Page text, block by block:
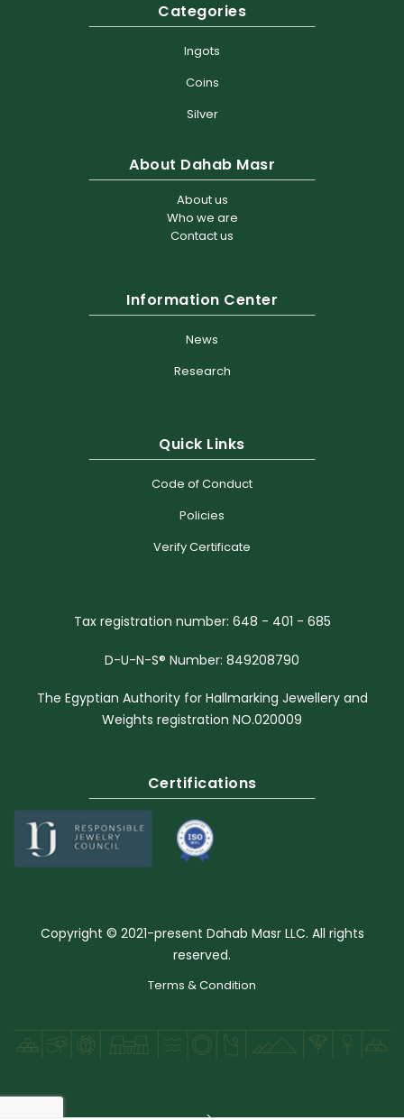
Categories
Ingots
Coins
Silver
About Dahab Masr
About us
Who we are
Contact us
Information Center
News
Research
Quick Links
Code of Conduct
Policies
Verify Certificate
Tax registration number: 648 - 401 - 685
D-U-N-S® Number: 849208790
The Egyptian Authority for Hallmarking Jewellery and
Weights registration NO.020009
Certifications
Copyright © 2021-present Dahab Masr LLC. All rights
reserved.
Terms & Condition